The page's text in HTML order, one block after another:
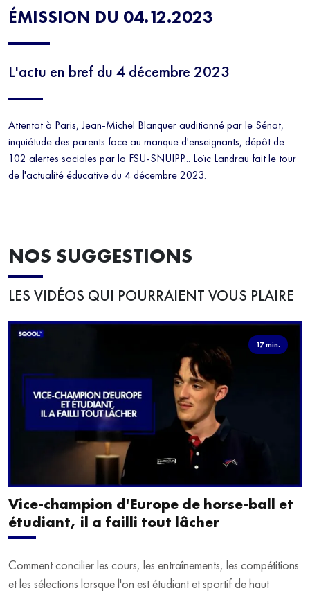
ÉMISSION DU 04.12.2023
L'actu en bref du 4 décembre 2023
Attentat à Paris, Jean-Michel Blanquer auditionné par le Sénat,
inquiétude des parents face au manque d'enseignants, dépôt de
102 alertes sociales par la FSU-SNUIPP... Loïc Landrau fait le tour
de l'actualité éducative du 4 décembre 2023.
NOS SUGGESTIONS
LES VIDÉOS QUI POURRAIENT VOUS PLAIRE
17 min.
Vice-champion d'Europe de horse-ball et
étudiant, il a failli tout lâcher
Comment concilier les cours, les entraînements, les compétitions
et les sélections lorsque l'on est étudiant et sportif de haut